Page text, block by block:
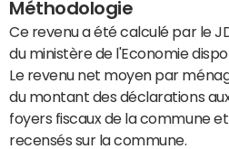
Méthodologie
Ce revenu a été calculé par le
du ministère de l'Economie
Le revenu net moyen par
du montant des déclarations
foyers fiscaux de la commune
recensés sur la commune.